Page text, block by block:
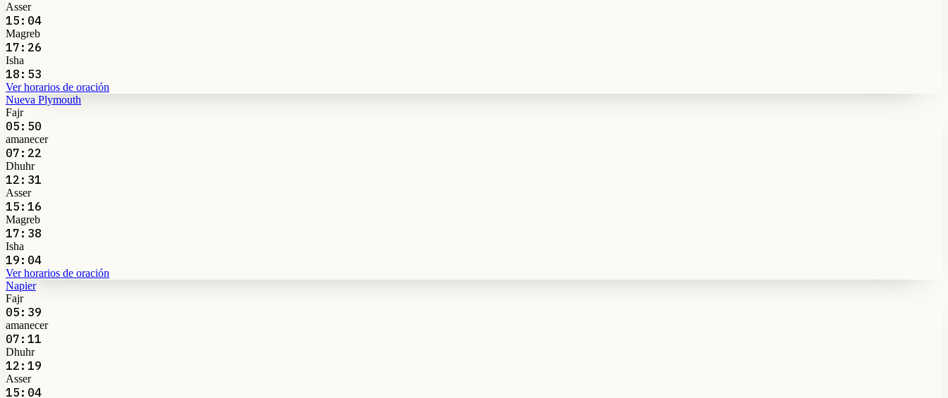
Asser
15:04
Magreb
17:26
Isha
18:53
Ver horarios de oración
Nueva Plymouth
Fajr
05:50
amanecer
07:22
Dhuhr
12:31
Asser
15:16
Magreb
17:38
Isha
19:04
Ver horarios de oración
Napier
Fajr
05:39
amanecer
07:11
Dhuhr
12:19
Asser
15:04